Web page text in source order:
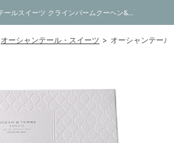
オーシャンテールスイーツ クラインバームクーヘン&ヘーゼルナッツキャラメルタルト｜内祝い・お祝い・ギフト・贈り物の通販サイトtheDe(ザディー)
オーシャンテール・スイーツ オーシャンテー